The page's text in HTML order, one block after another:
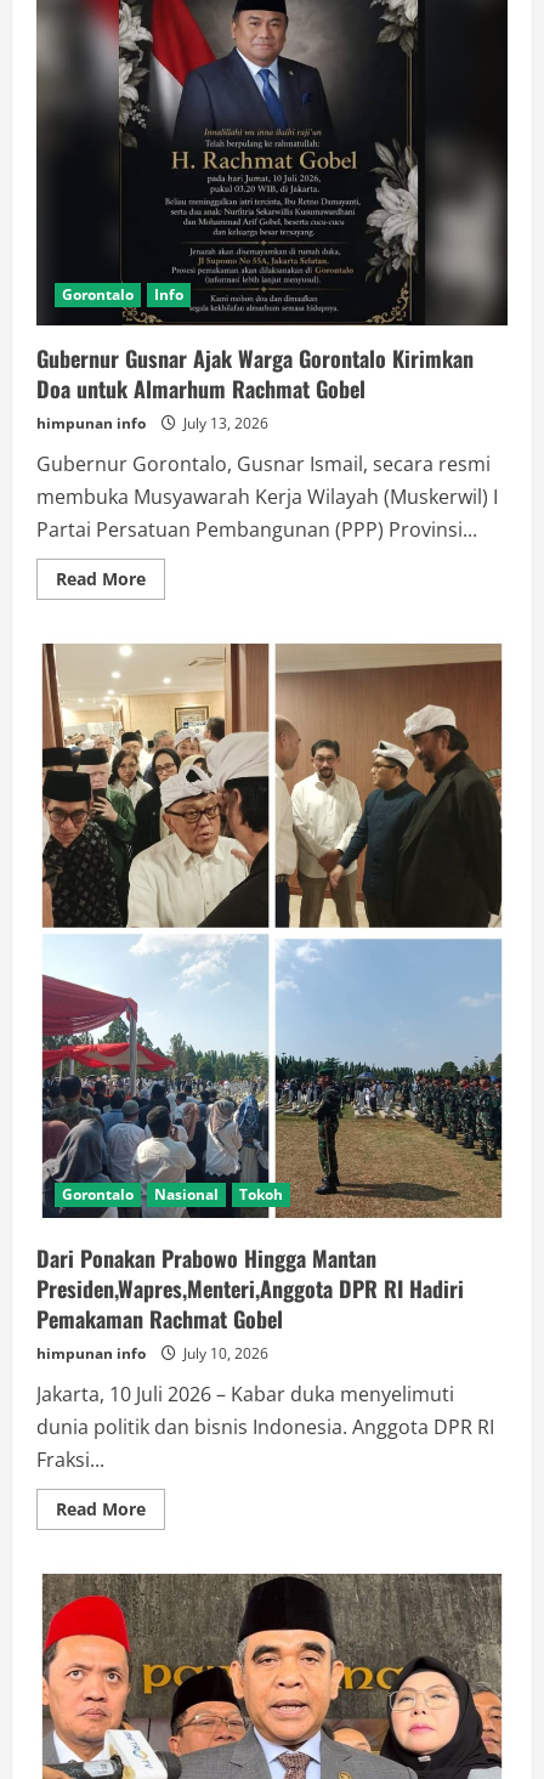
Dedikasi
Rachmat
Gobel
Untuk
Gorontalo
Gorontalo Info
Gubernur Gusnar Ajak Warga Gorontalo Kirimkan
Doa untuk Almarhum Rachmat Gobel
himpunan info July 13, 2026
Gubernur Gorontalo, Gusnar Ismail, secara resmi
membuka Musyawarah Kerja Wilayah (Muskerwil) I
Partai Persatuan Pembangunan (PPP) Provinsi...
Read MoreRead
more
Gusnar
Warga
Gorontalo
Kirimkan
Doa
untuk
Almarhum
Rachmat
Gobel
Gorontalo Nasional Tokoh
Dari Ponakan Prabowo Hingga Mantan
Presiden,Wapres,Menteri,Anggota DPR RI Hadiri
Pemakaman Rachmat Gobel
himpunan info July 10, 2026
Jakarta, 10 Juli 2026 – Kabar duka menyelimuti
dunia politik dan bisnis Indonesia. Anggota DPR RI
Fraksi...
Read MoreRead
more
Ponakan
Prabowo
Hingga
Mantan
Presiden,Wapres,Menteri,Anggota
DPR
RI
Hadiri
Pemakaman
Rachmat
Gobel